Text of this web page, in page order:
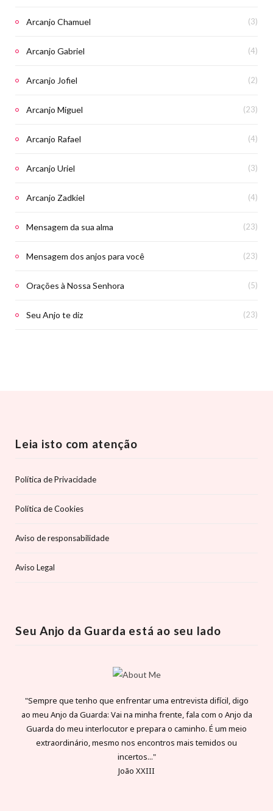
Arcanjo Chamuel (3)
Arcanjo Gabriel (4)
Arcanjo Jofiel (2)
Arcanjo Miguel (23)
Arcanjo Rafael (4)
Arcanjo Uriel (3)
Arcanjo Zadkiel (4)
Mensagem da sua alma (23)
Mensagem dos anjos para você (23)
Orações à Nossa Senhora (5)
Seu Anjo te diz (23)
Leia isto com atenção
Política de Privacidade
Política de Cookies
Aviso de responsabilidade
Aviso Legal
Seu Anjo da Guarda está ao seu lado
"Sempre que tenho que enfrentar uma entrevista difícil, digo
ao meu Anjo da Guarda: Vai na minha frente, fala com o Anjo da
Guarda do meu interlocutor e prepara o caminho. É um meio
extraordinário, mesmo nos encontros mais temidos ou
incertos..."
João XXIII